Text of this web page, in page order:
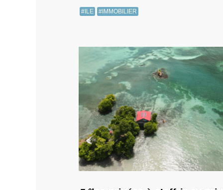
#ILE #IMMOBILIER